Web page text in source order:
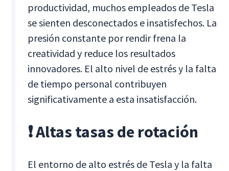
productividad, muchos empleados de Tesla
se sienten desconectados e insatisfechos. La
presión constante por rendir frena la
creatividad y reduce los resultados
innovadores. El alto nivel de estrés y la falta
de tiempo personal contribuyen
significativamente a esta insatisfacción.
❗ Altas tasas de rotación
El entorno de alto estrés de Tesla y la falta